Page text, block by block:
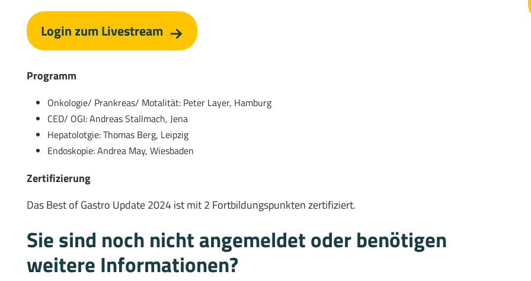
Login zum Livestream
Programm
Onkologie/ Prankreas/ Motalität: Peter Layer, Hamburg
CED/ OGI: Andreas Stallmach, Jena
Hepatolotgie: Thomas Berg, Leipzig
Endoskopie: Andrea May, Wiesbaden
Zertifizierung
Das Best of Gastro Update 2024 ist mit 2 Fortbildungspunkten zertifiziert.
Sie sind noch nicht angemeldet oder benötigen
weitere Informationen?